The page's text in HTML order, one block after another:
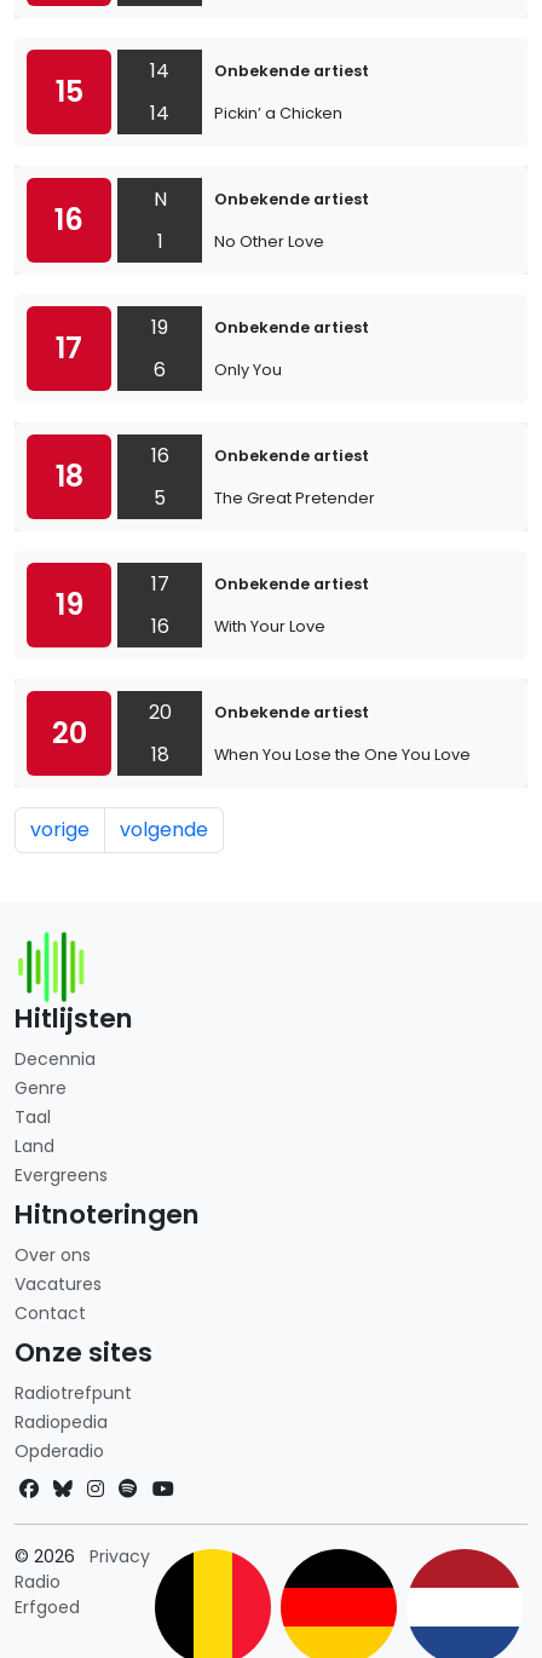
15
14
14
Onbekende artiest
Pickin’ a Chicken
16
N
1
Onbekende artiest
No Other Love
17
19
6
Onbekende artiest
Only You
18
16
5
Onbekende artiest
The Great Pretender
19
17
16
Onbekende artiest
With Your Love
20
20
18
Onbekende artiest
When You Lose the One You Love
vorige volgende
Hitlijsten
Decennia
Genre
Taal
Land
Evergreens
Hitnoteringen
Over ons
Vacatures
Contact
Onze sites
Radiotrefpunt
Radiopedia
Opderadio
© 2026
Radio
Erfgoed
PrivacyLandkeuze